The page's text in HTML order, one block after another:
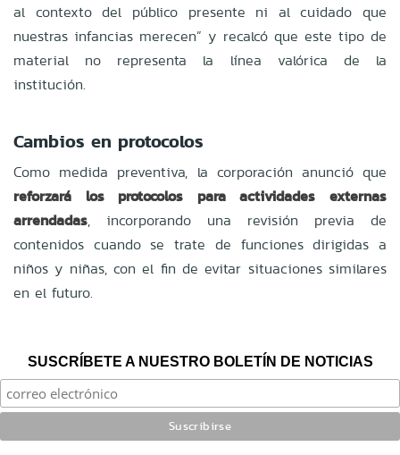
al contexto del público presente ni al cuidado que
nuestras infancias merecen” y recalcó que este tipo de
material no representa la línea valórica de la
institución.
Cambios en protocolos
Como medida preventiva, la corporación anunció que
reforzará los protocolos para actividades externas
arrendadas, incorporando una revisión previa de
contenidos cuando se trate de funciones dirigidas a
niños y niñas, con el fin de evitar situaciones similares
en el futuro.
SUSCRÍBETE A NUESTRO BOLETÍN DE NOTICIAS